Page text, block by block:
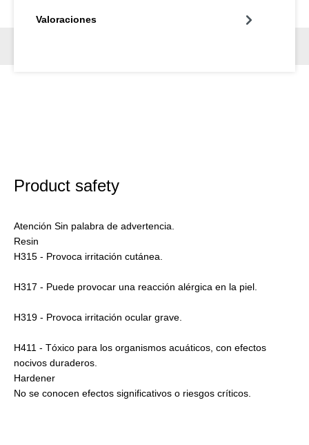
Valoraciones
Product safety
Atención Sin palabra de advertencia.
Resin
H315 - Provoca irritación cutánea.
H317 - Puede provocar una reacción alérgica en la piel.
H319 - Provoca irritación ocular grave.
H411 - Tóxico para los organismos acuáticos, con efectos
nocivos duraderos.
Hardener
No se conocen efectos significativos o riesgos críticos.